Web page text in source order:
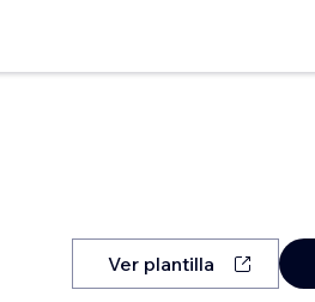
Ver plantilla